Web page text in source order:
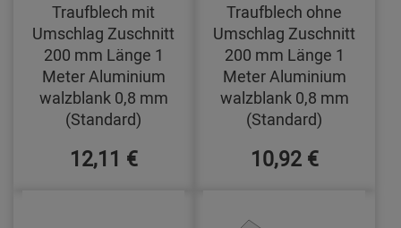
Traufblech mit
Umschlag Zuschnitt
200 mm Länge 1
Meter Aluminium
walzblank 0,8 mm
(Standard)
12,11 €
Traufblech ohne
Umschlag Zuschnitt
200 mm Länge 1
Meter Aluminium
walzblank 0,8 mm
(Standard)
10,92 €